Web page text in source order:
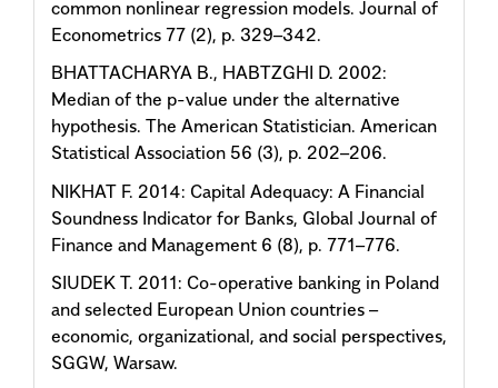
common nonlinear regression models. Journal of
Econometrics 77 (2), p. 329–342.
BHATTACHARYA B., HABTZGHI D. 2002:
Median of the p-value under the alternative
hypothesis. The American Statistician. American
Statistical Association 56 (3), p. 202–206.
NIKHAT F. 2014: Capital Adequacy: A Financial
Soundness Indicator for Banks, Global Journal of
Finance and Management 6 (8), p. 771–776.
SIUDEK T. 2011: Co-operative banking in Poland
and selected European Union countries –
economic, organizational, and social perspectives,
SGGW, Warsaw.